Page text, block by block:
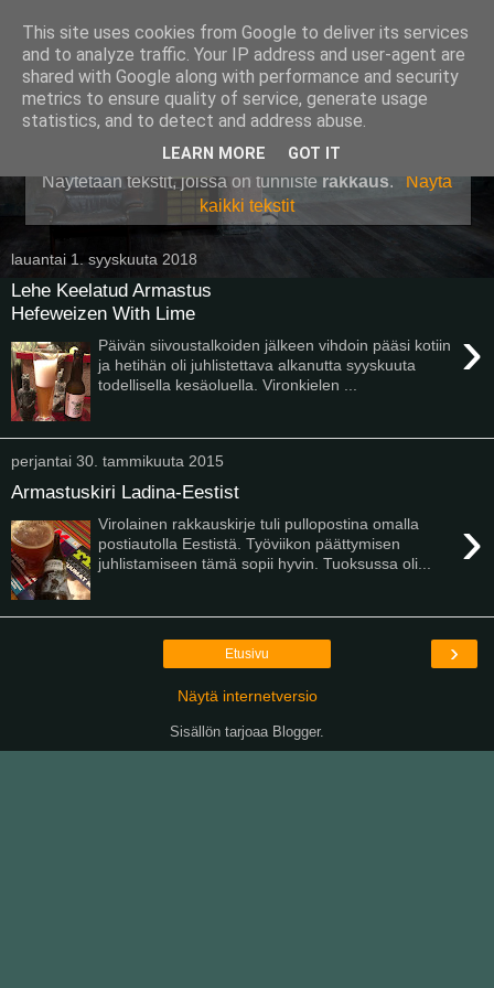
Pullollinen
Näytetään tekstit, joissa on tunniste rakkaus.
Näytä
kaikki tekstit
lauantai 1. syyskuuta 2018
Lehe Keelatud Armastus
Hefeweizen With Lime
›
Päivän siivoustalkoiden jälkeen vihdoin pääsi kotiin
ja hetihän oli juhlistettava alkanutta syyskuuta
todellisella kesäoluella. Vironkielen ...
perjantai 30. tammikuuta 2015
Armastuskiri Ladina-Eestist
›
Virolainen rakkauskirje tuli pullopostina omalla
postiautolla Eestistä. Työviikon päättymisen
juhlistamiseen tämä sopii hyvin. Tuoksussa oli...
›
Etusivu
Näytä internetversio
Sisällön tarjoaa Blogger.
This site uses cookies from Google to deliver its services
and to analyze traffic. Your IP address and user-agent are
shared with Google along with performance and security
metrics to ensure quality of service, generate usage
statistics, and to detect and address abuse.
LEARN MORE GOT IT